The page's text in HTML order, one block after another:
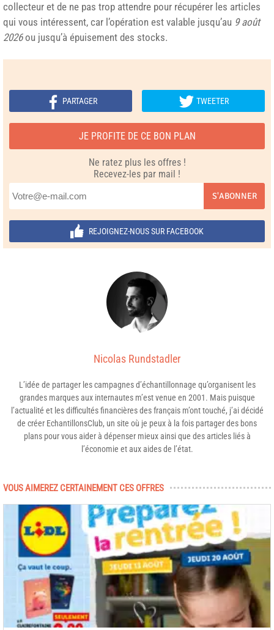
collecteur et de ne pas trop attendre pour récupérer les articles
qui vous intéressent, car l’opération est valable jusqu’au 9 août
2026ou jusqu’à épuisement des stocks.
PARTAGER TWEETER
JE PROFITE DE CE BON PLAN
Ne ratez plus les offres !
Recevez-les par mail !
S'ABONNER
REJOIGNEZ-NOUS SUR FACEBOOK
Nicolas Rundstadler
L’idée de partager les campagnes d’échantillonnage qu’organisent les
grandes marques aux internautes m’est venue en 2001. Mais puisque
l’actualité et les difficultés financières des français m’ont touché, j’ai décidé
de créer EchantillonsClub, un site où je peux à la fois partager des bons
plans pour vous aider à dépenser mieux ainsi que des articles liés à
l’économie et aux aides de l’état.
VOUS AIMEREZ CERTAINEMENT CES OFFRES